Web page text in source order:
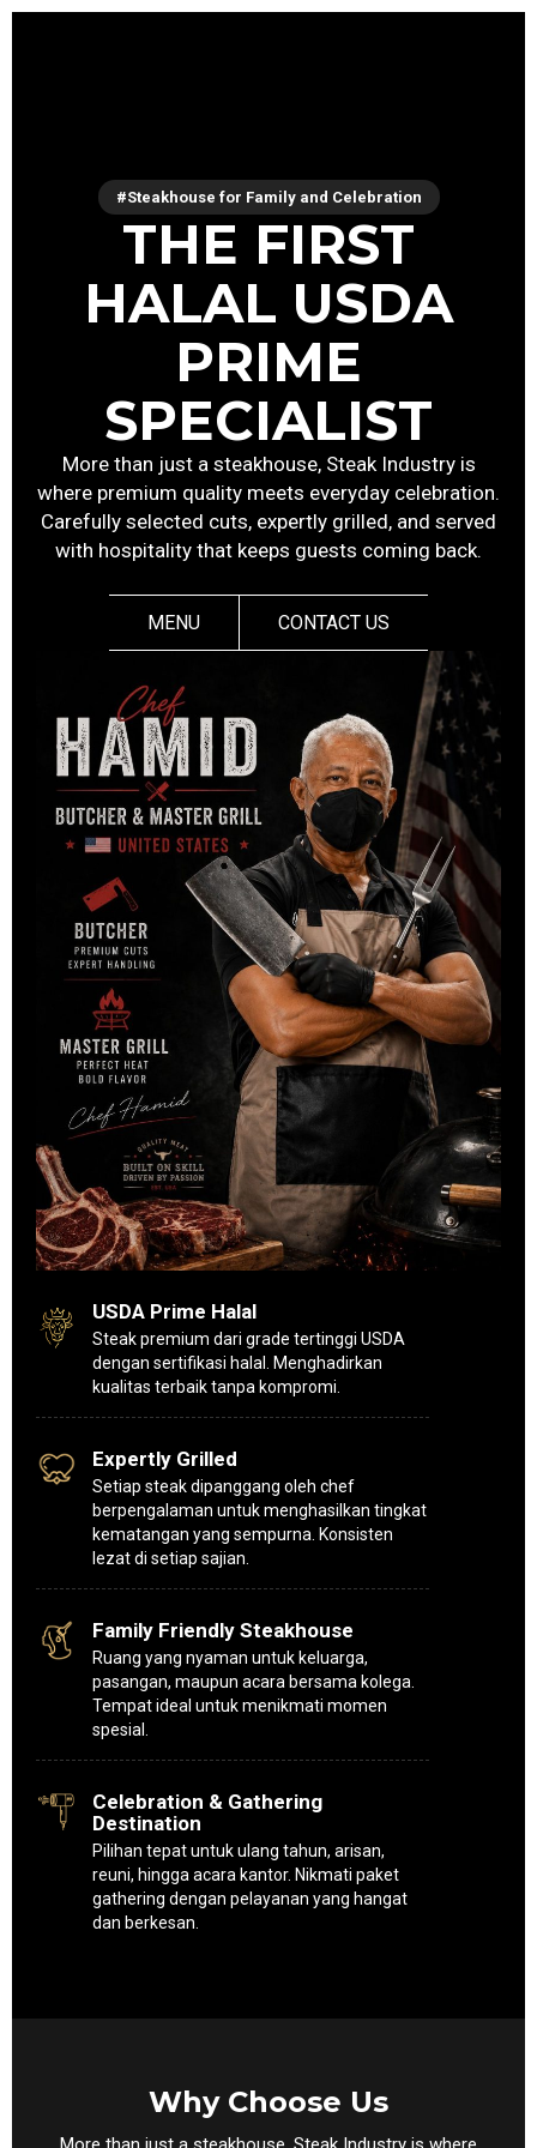
#Steakhouse for Family and Celebration
THE FIRST
HALAL USDA
PRIME
SPECIALIST
More than just a steakhouse, Steak Industry is
where premium quality meets everyday celebration.
Carefully selected cuts, expertly grilled, and served
with hospitality that keeps guests coming back.
MENU CONTACT US
USDA Prime Halal
Steak premium dari grade tertinggi USDA
dengan sertifikasi halal. Menghadirkan
kualitas terbaik tanpa kompromi.
Expertly Grilled
Setiap steak dipanggang oleh chef
berpengalaman untuk menghasilkan tingkat
kematangan yang sempurna. Konsisten
lezat di setiap sajian.
Family Friendly Steakhouse
Ruang yang nyaman untuk keluarga,
pasangan, maupun acara bersama kolega.
Tempat ideal untuk menikmati momen
spesial.
Celebration & Gathering
Destination
Pilihan tepat untuk ulang tahun, arisan,
reuni, hingga acara kantor. Nikmati paket
gathering dengan pelayanan yang hangat
dan berkesan.
Why Choose Us